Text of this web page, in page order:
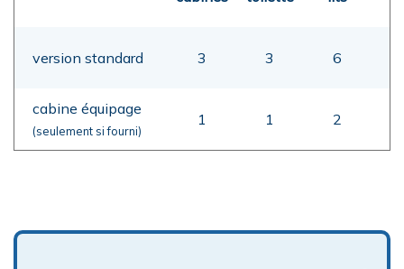
version standard 3 3 6
cabine équipage
(seulement si fourni)
1 1 2